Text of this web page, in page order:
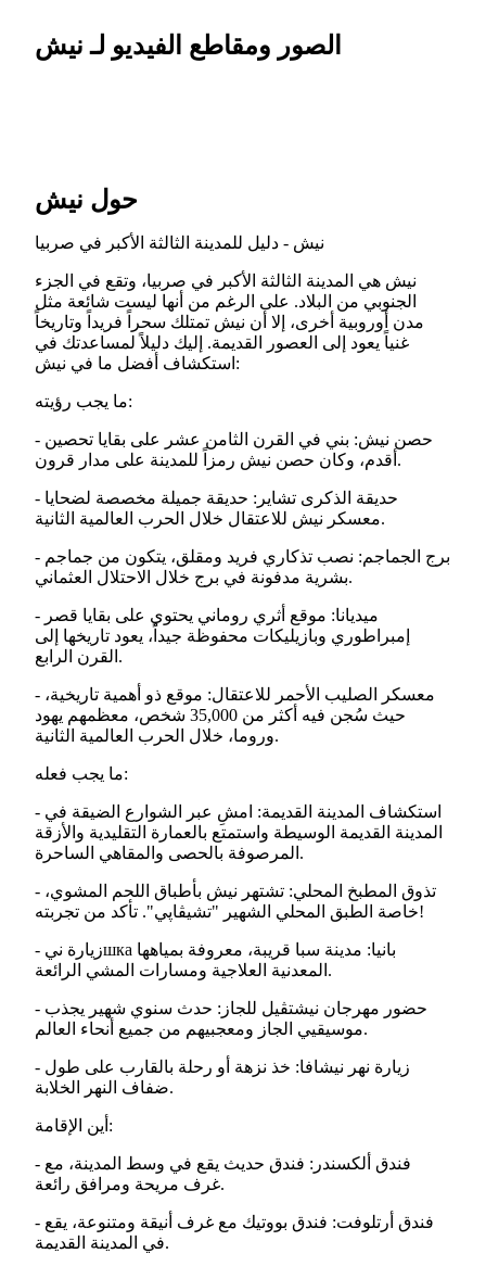
الصور ومقاطع الفيديو لـ نيش
حول نيش
نيش - دليل للمدينة الثالثة الأكبر في صربيا
نيش هي المدينة الثالثة الأكبر في صربيا، وتقع في الجزء
الجنوبي من البلاد. على الرغم من أنها ليست شائعة مثل
مدن أوروبية أخرى، إلا أن نيش تمتلك سحراً فريداً وتاريخاً
غنياً يعود إلى العصور القديمة. إليك دليلاً لمساعدتك في
استكشاف أفضل ما في نيش:
ما يجب رؤيته:
- حصن نيش: بني في القرن الثامن عشر على بقايا تحصين
أقدم، وكان حصن نيش رمزاً للمدينة على مدار قرون.
- حديقة الذكرى تشاير: حديقة جميلة مخصصة لضحايا
معسكر نيش للاعتقال خلال الحرب العالمية الثانية.
- برج الجماجم: نصب تذكاري فريد ومقلق، يتكون من جماجم
بشرية مدفونة في برج خلال الاحتلال العثماني.
- ميديانا: موقع أثري روماني يحتوي على بقايا قصر
إمبراطوري وبازيليكات محفوظة جيداً، يعود تاريخها إلى
القرن الرابع.
- معسكر الصليب الأحمر للاعتقال: موقع ذو أهمية تاريخية،
حيث سُجن فيه أكثر من 35,000 شخص، معظمهم يهود
وروما، خلال الحرب العالمية الثانية.
ما يجب فعله:
- استكشاف المدينة القديمة: امشِ عبر الشوارع الضيقة في
المدينة القديمة الوسيطة واستمتع بالعمارة التقليدية والأزقة
المرصوفة بالحصى والمقاهي الساحرة.
- تذوق المطبخ المحلي: تشتهر نيش بأطباق اللحم المشوي،
خاصة الطبق المحلي الشهير "تشيڤاپي". تأكد من تجربته!
- زيارة نيшка بانيا: مدينة سبا قريبة، معروفة بمياهها
المعدنية العلاجية ومسارات المشي الرائعة.
- حضور مهرجان نيشتڤيل للجاز: حدث سنوي شهير يجذب
موسيقيي الجاز ومعجبيهم من جميع أنحاء العالم.
- زيارة نهر نيشافا: خذ نزهة أو رحلة بالقارب على طول
ضفاف النهر الخلابة.
أين الإقامة:
- فندق ألكسندر: فندق حديث يقع في وسط المدينة، مع
غرف مريحة ومرافق رائعة.
- فندق أرتلوفت: فندق بووتيك مع غرف أنيقة ومتنوعة، يقع
في المدينة القديمة.